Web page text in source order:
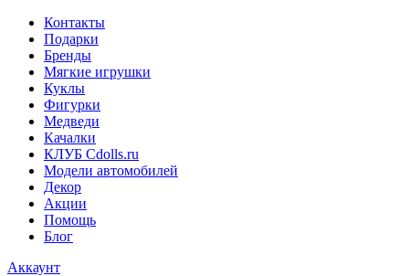
Контакты
Подарки
Бренды
Мягкие игрушки
Куклы
Фигурки
Медведи
Качалки
КЛУБ Cdolls.ru
Модели автомобилей
Декор
Акции
Помощь
Блог
Аккаунт